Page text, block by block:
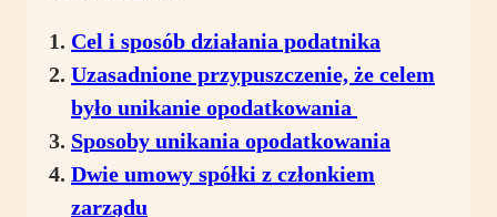
Cel i sposób działania podatnika
Uzasadnione przypuszczenie, że celem
było unikanie opodatkowania
Sposoby unikania opodatkowania
Dwie umowy spółki z członkiem
zarządu